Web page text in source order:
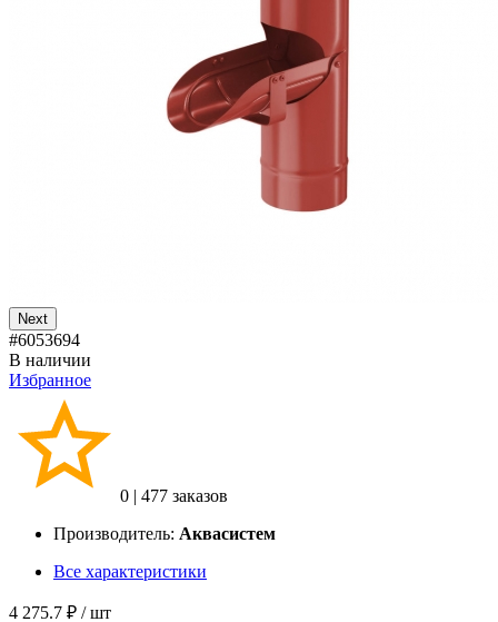
Next
#6053694
В наличии
Избранное
0 | 477 заказов
Производитель: Аквасистем
Все характеристики
4 275.7 ₽ / шт